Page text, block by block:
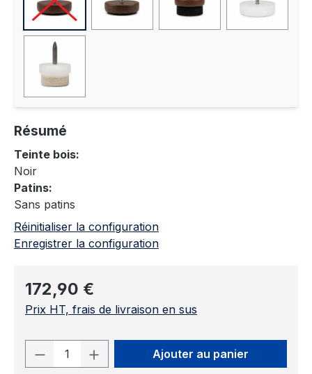
Résumé
Teinte bois:
Noir
Patins:
Sans patins
Réinitialiser la configuration
Enregistrer la configuration
Prix régulier :
172,90 €
Prix HT, frais de livraison en sus
Quantité de produit : Entrez la
Ajouter au panier